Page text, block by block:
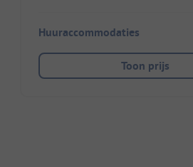
Huuraccommodaties
Toon prijs